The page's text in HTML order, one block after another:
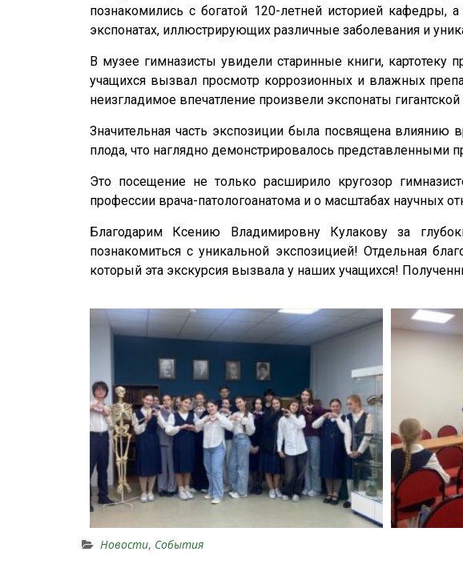
познакомились с богатой 120-летней историей
экспонатах, иллюстрирующих различные заболевания и
В музее гимназисты увидели старинные книги,
учащихся вызвал просмотр коррозионных и влажных
неизгладимое впечатление произвели экспонаты
Значительная часть экспозиции была посвящена
плода, что наглядно демонстрировалось представленными
Это посещение не только расширило кругозор
профессии врача-патологоанатома и о масштабах
Благодарим Ксению Владимировну Кулакову за
познакомиться с уникальной экспозицией! Отдельная
который эта экскурсия вызвала у наших учащихся!
Новости, События